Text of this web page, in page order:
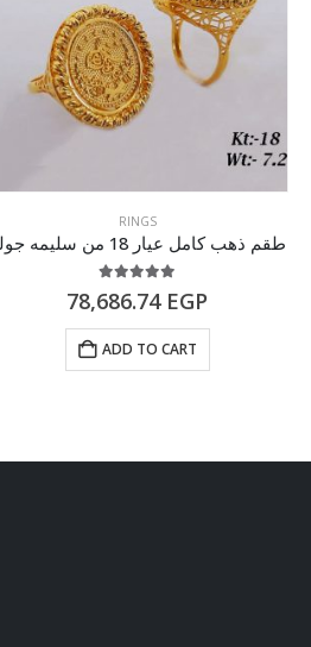
RINGS
طقم ذهب كامل عيار 18 من سليمه جولد
78,686.74 EGP
ADD TO CART